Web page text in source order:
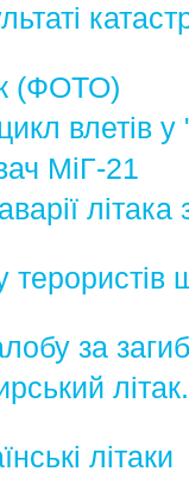
(ФОТО)
влетів
МіГ-21
за
літаки